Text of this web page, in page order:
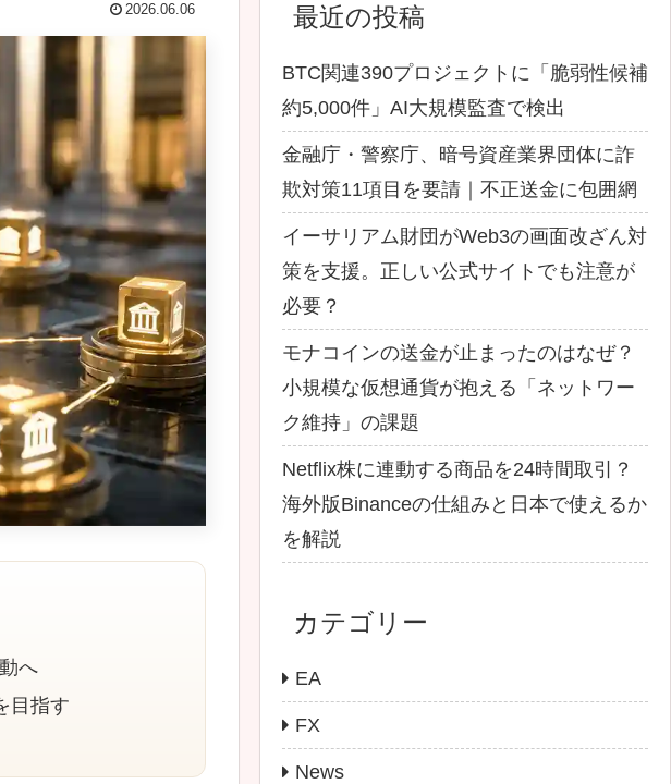
2026.06.06
へ
目指す
最近の投稿
BTC関連390プロジェクトに「脆弱性候補
約5,000件」AI大規模監査で検出
金融庁・警察庁、暗号資産業界団体に詐
欺対策11項目を要請｜不正送金に包囲網
イーサリアム財団がWeb3の画面改ざん対
策を支援。正しい公式サイトでも注意が
必要？
モナコインの送金が止まったのはなぜ？
小規模な仮想通貨が抱える「ネットワー
ク維持」の課題
Netflix株に連動する商品を24時間取引？
海外版Binanceの仕組みと日本で使えるか
を解説
カテゴリー
EA
FX
News